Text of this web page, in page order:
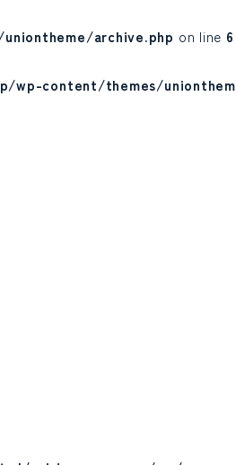
archive.php on line 6
wp-content/themes/